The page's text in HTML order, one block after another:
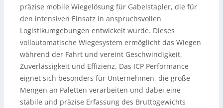
präzise mobile Wiegelösung für Gabelstapler, die für
den intensiven Einsatz in anspruchsvollen
Logistikumgebungen entwickelt wurde. Dieses
vollautomatische Wiegesystem ermöglicht das Wiegen
während der Fahrt und vereint Geschwindigkeit,
Zuverlässigkeit und Effizienz. Das ICP Performance
eignet sich besonders für Unternehmen, die große
Mengen an Paletten verarbeiten und dabei eine
stabile und präzise Erfassung des Bruttogewichts